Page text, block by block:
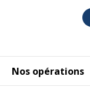
Nos opérations